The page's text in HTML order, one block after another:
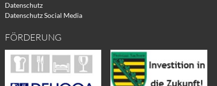
Datenschutz
Datenschutz Social Media
FÖRDERUNG